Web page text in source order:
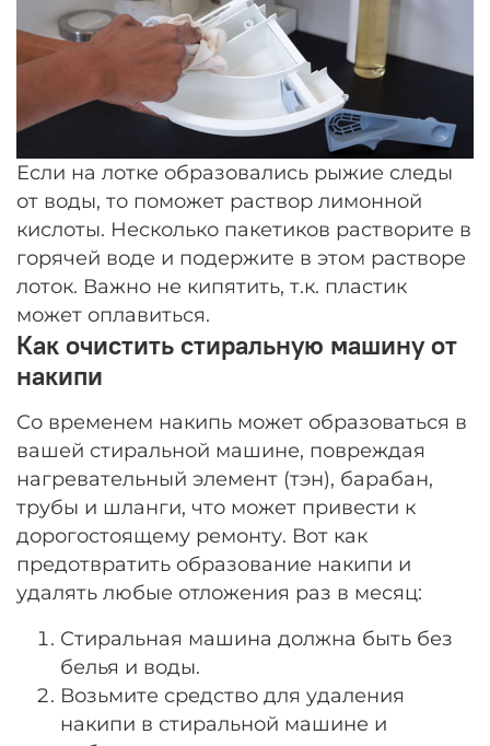
Если на лотке образовались рыжие следы
от воды, то поможет раствор лимонной
кислоты. Несколько пакетиков растворите в
горячей воде и подержите в этом растворе
лоток. Важно не кипятить, т.к. пластик
может оплавиться.
Как очистить стиральную машину от
накипи
Со временем накипь может образоваться в
вашей стиральной машине, повреждая
нагревательный элемент (тэн), барабан,
трубы и шланги, что может привести к
дорогостоящему ремонту. Вот как
предотвратить образование накипи и
удалять любые отложения раз в месяц:
Стиральная машина должна быть без
белья и воды.
Возьмите средство для удаления
накипи в стиральной машине и